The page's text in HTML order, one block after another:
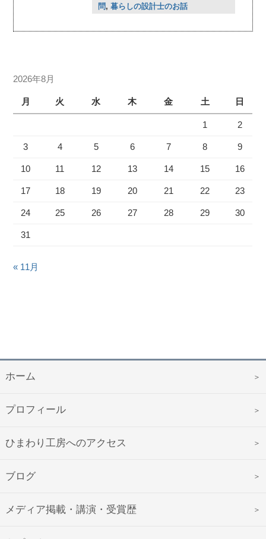
問, 暮らしの設計士のお話
2026年8月
月 火 水 木 金 土 日
1 2
3 4 5 6 7 8 9
10 11 12 13 14 15 16
17 18 19 20 21 22 23
24 25 26 27 28 29 30
31
« 11月
ホーム
プロフィール
ひまわり工房へのアクセス
ブログ
メディア掲載・講演・受賞歴